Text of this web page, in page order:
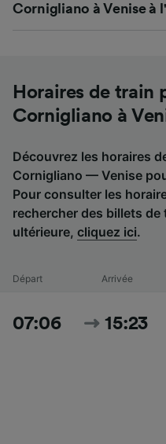
Cornigliano à Venise à
Horaires de train
Cornigliano à
Découvrez les horaires
Cornigliano — Venise
Pour consulter les
rechercher des billets de
ultérieure, cliquez ici.
Départ Arrivée
07:06 15:23